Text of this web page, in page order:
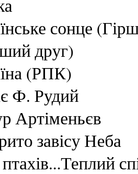
сонце
друг)
(РПК)
Ф. Рудий
Артіменьєв
завісу Неба